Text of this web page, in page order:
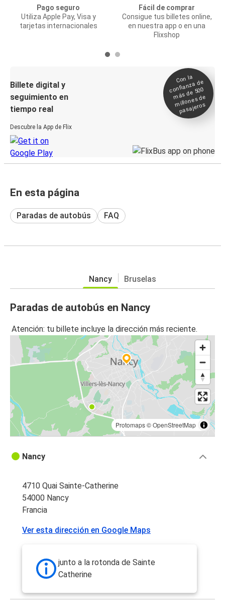
Pago seguro
Utiliza Apple Pay, Visa y
tarjetas internacionales
Fácil de comprar
Consigue tus billetes online,
en nuestra app o en una
Flixshop
Billete digital y
seguimiento en
tiempo real
Descubre la App de Flix
Con la
confianza de
más de 500
millones de
pasajeros
En esta página
Paradas de autobús FAQ
Nancy Bruselas
Paradas de autobús en Nancy
Atención: tu billete incluye la dirección más reciente.
Protomaps©OpenStreetMap
Nancy
4710 Quai Sainte-Catherine
54000 Nancy
Francia
Ver esta dirección en Google Maps
junto a la rotonda de Sainte
Catherine